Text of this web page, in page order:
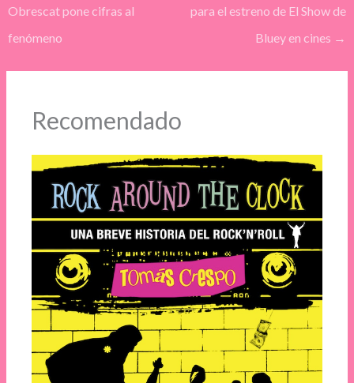
Obrescat pone cifras al
fenómeno
para el estreno de El Show de
Bluey en cines →
Recomendado